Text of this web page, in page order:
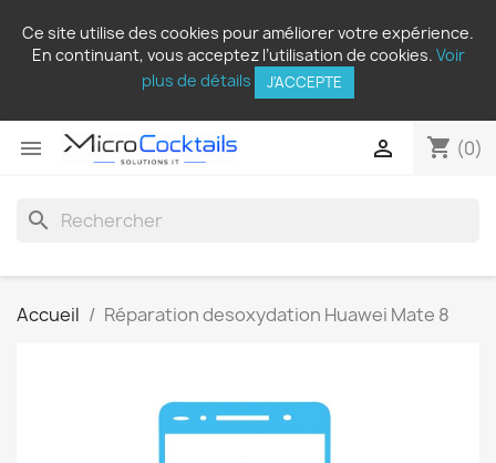
Ce site utilise des cookies pour améliorer votre expérience.
En continuant, vous acceptez l’utilisation de cookies. Voir
plus de détails
J'ACCEPTE
 shopping_cart (0)

search
Accueil Réparation desoxydation Huawei Mate 8